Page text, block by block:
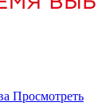
Просмотреть